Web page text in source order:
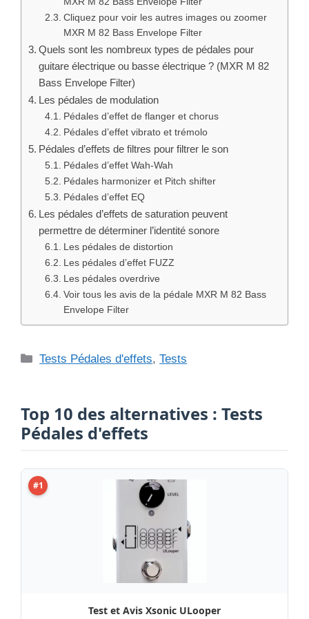
Cliquez pour voir les autres images ou zoomer
MXR M 82 Bass Envelope Filter
Quels sont les nombreux types de pédales pour
guitare électrique ou basse électrique ? (MXR M 82
Bass Envelope Filter)
Les pédales de modulation
Pédales d’effet de flanger et chorus
Pédales d’effet vibrato et trémolo
Pédales d’effets de filtres pour filtrer le son
Pédales d’effet Wah-Wah
Pédales harmonizer et Pitch shifter
Pédales d’effet EQ
Les pédales d’effets de saturation peuvent
permettre de déterminer l’identité sonore
Les pédales de distortion
Les pédales d’effet FUZZ
Les pédales overdrive
Voir tous les avis de la pédale MXR M 82 Bass
Envelope Filter
Catégories
Tests Pédales d'effets,Tests
Top 10 des alternatives : Tests
Pédales d'effets
#1
Test et Avis Xsonic ULooper